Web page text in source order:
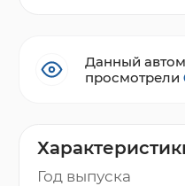
Год выпуска
Данный
просмотрели